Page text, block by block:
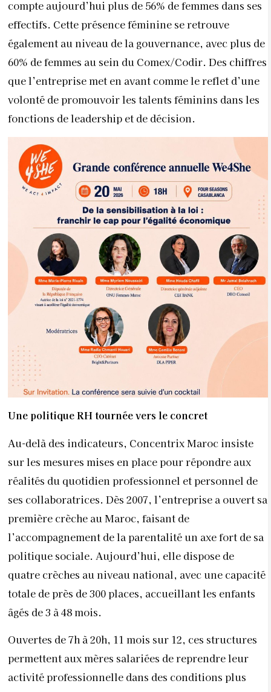
compte aujourd’hui plus de 56% de femmes dans ses
effectifs. Cette présence féminine se retrouve
également au niveau de la gouvernance, avec plus de
60% de femmes au sein du Comex/Codir. Des chiffres
que l’entreprise met en avant comme le reflet d’une
volonté de promouvoir les talents féminins dans les
fonctions de leadership et de décision.
Une politique RH tournée vers le concret
Au-delà des indicateurs, Concentrix Maroc insiste
sur les mesures mises en place pour répondre aux
réalités du quotidien professionnel et personnel de
ses collaboratrices. Dès 2007, l’entreprise a ouvert sa
première crèche au Maroc, faisant de
l’accompagnement de la parentalité un axe fort de sa
politique sociale. Aujourd’hui, elle dispose de
quatre crèches au niveau national, avec une capacité
totale de près de 300 places, accueillant les enfants
âgés de 3 à 48 mois.
Ouvertes de 7h à 20h, 11 mois sur 12, ces structures
permettent aux mères salariées de reprendre leur
activité professionnelle dans des conditions plus